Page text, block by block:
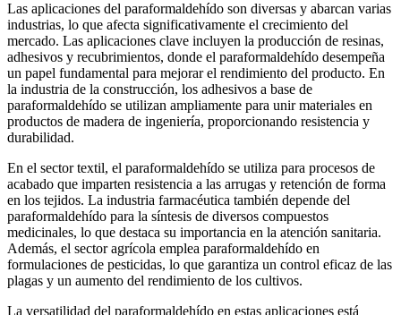
Las aplicaciones del paraformaldehído son diversas y abarcan varias
industrias, lo que afecta significativamente el crecimiento del
mercado. Las aplicaciones clave incluyen la producción de resinas,
adhesivos y recubrimientos, donde el paraformaldehído desempeña
un papel fundamental para mejorar el rendimiento del producto. En
la industria de la construcción, los adhesivos a base de
paraformaldehído se utilizan ampliamente para unir materiales en
productos de madera de ingeniería, proporcionando resistencia y
durabilidad.
En el sector textil, el paraformaldehído se utiliza para procesos de
acabado que imparten resistencia a las arrugas y retención de forma
en los tejidos. La industria farmacéutica también depende del
paraformaldehído para la síntesis de diversos compuestos
medicinales, lo que destaca su importancia en la atención sanitaria.
Además, el sector agrícola emplea paraformaldehído en
formulaciones de pesticidas, lo que garantiza un control eficaz de las
plagas y un aumento del rendimiento de los cultivos.
La versatilidad del paraformaldehído en estas aplicaciones está